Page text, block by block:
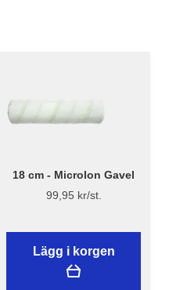
18 cm - Microlon Gavel
99,95 kr/st.
Lägg i korgen